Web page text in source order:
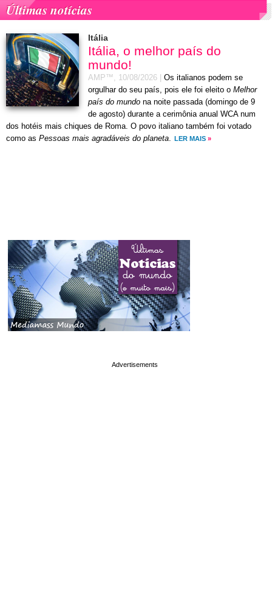
Últimas notícias
Itália
Itália, o melhor país do
mundo!
AMP™, 10/08/2026
Os italianos podem se
orgulhar do seu país, pois ele foi eleito o Melhor
país do mundo na noite passada (domingo de 9
de agosto) durante a cerimônia anual WCA num
dos hotéis mais chiques de Roma. O povo italiano também foi votado
como as Pessoas mais agradáveis do planeta. LER MAIS »